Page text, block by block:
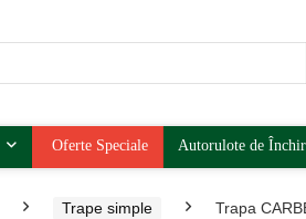
Oferte Speciale Autorulote de
Trape simple Trapa